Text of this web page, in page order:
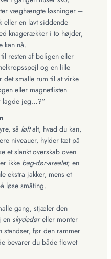
væghængte løsninger –
eller en lavt siddende
knagerækker i to højder,
kan nå.
resten af boligen eller
og en lille
det smalle rum til at virke
eller magnetlisten
lagde jeg…?”
så løftalt, hvad du kan,
niveauer, hylder tæt på
et slankt overskab oven
ikke bag-dør-arealet; en
ekstra jakker, mens et
løse småting.
gang, stjæler den
en skydedøreller monter
standser, før den rammer
bevarer du både flowet